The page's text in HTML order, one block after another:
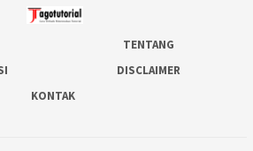
TENTANG
DISCLAIMER
KONTAK